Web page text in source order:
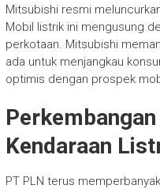
Mitsubishi resmi
Mobil listrik ini mengusung
perkotaan. Mitsubishi
ada untuk menjangkau
optimis dengan prospek
Kendaraan
PT PLN terus